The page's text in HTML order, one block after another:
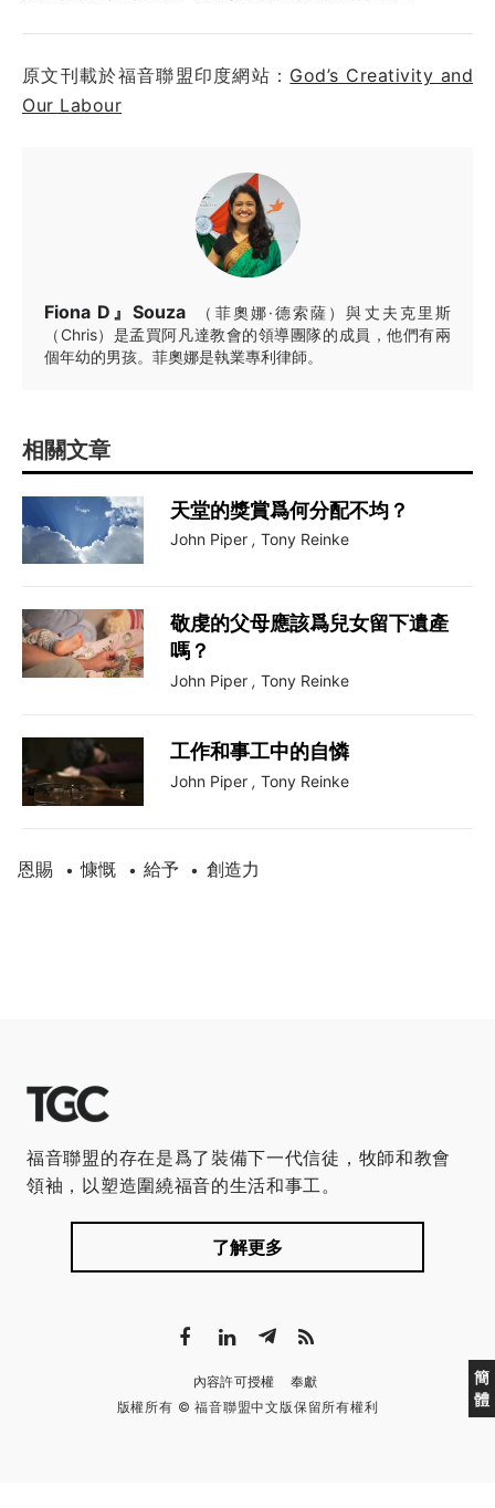
原文刊載於福音聯盟印度網站： God’s Creativity and
Our Labour
Fiona D』Souza
（菲奧娜·德索薩）與丈夫克里斯
（Chris）是孟買阿凡達教會的領導團隊的成員，他們有兩
個年幼的男孩。菲奧娜是執業專利律師。
相關文章
天堂的獎賞爲何分配不均？
John Piper , Tony Reinke
敬虔的父母應該爲兒女留下遺產
嗎？
John Piper , Tony Reinke
工作和事工中的自憐
John Piper , Tony Reinke
恩賜 • 慷慨 • 給予 • 創造力
簡
體
福音聯盟的存在是爲了裝備下一代信徒，牧師和教會
領袖，以塑造圍繞福音的生活和事工。
了解更多
內容許可授權
奉獻
版權所有 © 福音聯盟中文版保留所有權利